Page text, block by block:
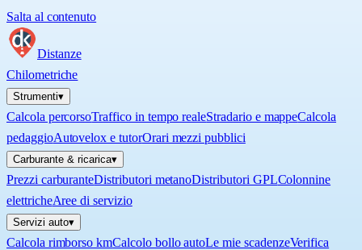
Salta al contenuto
Distanze
Chilometriche
Strumenti▾
Calcola percorsoTraffico in tempo realeStradario e mappeCalcola
pedaggioAutovelox e tutorOrari mezzi pubblici
Carburante & ricarica▾
Prezzi carburanteDistributori metanoDistributori GPLColonnine
elettricheAree di servizio
Servizi auto▾
Calcola rimborso kmCalcolo bollo autoLe mie scadenzeVerifica